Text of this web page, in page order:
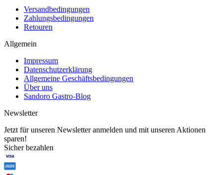
Versandbedingungen
Zahlungsbedingungen
Retouren
Allgemein
Impressum
Datenschutzerklärung
Allgemeine Geschäftsbedingungen
Über uns
Sandoro Gastro-Blog
Newsletter
Jetzt für unseren Newsletter anmelden und mit unseren Aktionen
sparen!
Sicher bezahlen